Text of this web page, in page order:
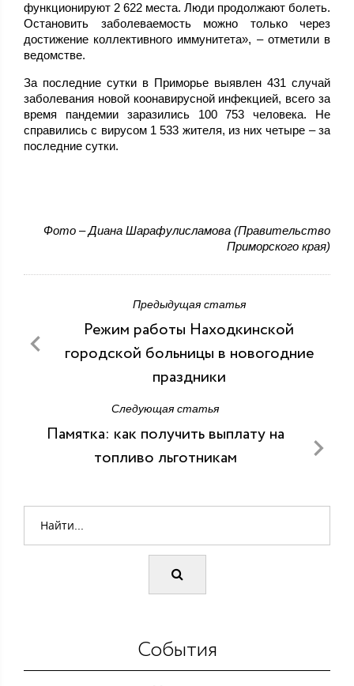
функционируют 2 622 места. Люди продолжают болеть.
Остановить заболеваемость можно только через
достижение коллективного иммунитета», – отметили в
ведомстве.
За последние сутки в Приморье выявлен 431 случай
заболевания новой коонавирусной инфекцией, всего за
время пандемии заразились 100 753 человека. Не
справились с вирусом 1 533 жителя, из них четыре – за
последние сутки.
Фото – Диана Шарафулисламова (Правительство
Приморского края)
Предыдущая статья
Режим работы Находкинской
городской больницы в новогодние
праздники
Следующая статья
Памятка: как получить выплату на
топливо льготникам
События